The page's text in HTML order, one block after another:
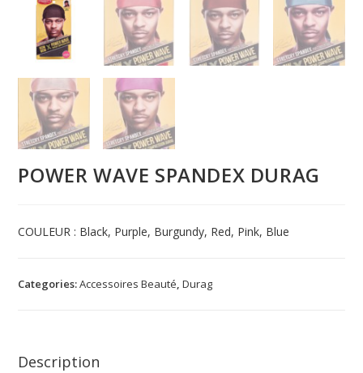
POWER WAVE SPANDEX DURAG
COULEUR : Black, Purple, Burgundy, Red, Pink, Blue
Categories:Accessoires Beauté,Durag
Description